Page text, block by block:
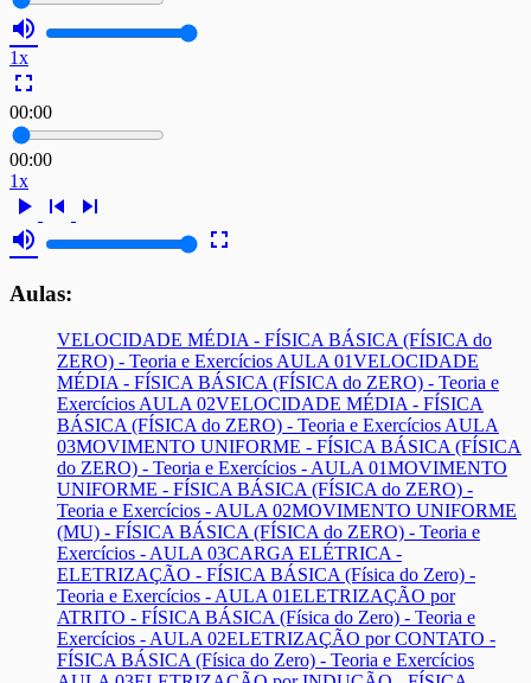
volume_up
1x
fullscreen
00:00
00:00
1x
play_arrow skip_previous
skip_next
volume_up
fullscreen
Aulas:
VELOCIDADE MÉDIA - FÍSICA BÁSICA (FÍSICA do
ZERO) - Teoria e Exercícios AULA 01VELOCIDADE
MÉDIA - FÍSICA BÁSICA (FÍSICA do ZERO) - Teoria e
Exercícios AULA 02VELOCIDADE MÉDIA - FÍSICA
BÁSICA (FÍSICA do ZERO) - Teoria e Exercícios AULA
03MOVIMENTO UNIFORME - FÍSICA BÁSICA (FÍSICA
do ZERO) - Teoria e Exercícios - AULA 01MOVIMENTO
UNIFORME - FÍSICA BÁSICA (FÍSICA do ZERO) -
Teoria e Exercícios - AULA 02MOVIMENTO UNIFORME
(MU) - FÍSICA BÁSICA (FÍSICA do ZERO) - Teoria e
Exercícios - AULA 03CARGA ELÉTRICA -
ELETRIZAÇÃO - FÍSICA BÁSICA (Física do Zero) -
Teoria e Exercícios - AULA 01ELETRIZAÇÃO por
ATRITO - FÍSICA BÁSICA (Física do Zero) - Teoria e
Exercícios - AULA 02ELETRIZAÇÃO por CONTATO -
FÍSICA BÁSICA (Física do Zero) - Teoria e Exercícios